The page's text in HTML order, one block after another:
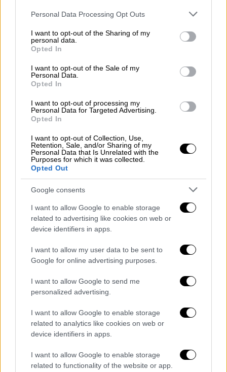
Please note that this website/app uses one or more Google
not limited to your visit or usage behaviour. You may click to
grant or deny consent to Google and its third-party tags to
use your data for below specified purposes in below Google
consent section.
Personal Data Processing Opt Outs
I want to opt-out of the Sharing of my
personal data.
Opted In
I want to opt-out of the Sale of my
Personal Data.
Opted In
I want to opt-out of processing my
Personal Data for Targeted Advertising.
Opted In
I want to opt-out of Collection, Use,
Retention, Sale, and/or Sharing of my
Personal Data that Is Unrelated with the
Purposes for which it was collected.
Opted Out
Google consents
I want to allow Google to enable storage
related to advertising like cookies on web or
device identifiers in apps.
I want to allow my user data to be sent to
Google for online advertising purposes.
I want to allow Google to send me
personalized advertising.
I want to allow Google to enable storage
related to analytics like cookies on web or
device identifiers in apps.
I want to allow Google to enable storage
related to functionality of the website or app.
«Χρειαζόμαστε πλέον καλύτερα εμβόλια
κατά του κορονοϊού»: Το μήνυμα του
Ηλία Μόσιαλου– Ποιοι πρέπει να κάνουν
τέταρτη δόση
επισημαίνει ότι «αυτό που γνωρίζουμε, είναι
ότι τα επικαιροποιημένα εμβόλια έχουν
σχεδιαστεί για να αντιμετωπίσουν στελέχη
της Όμικρον που πλέον δεν επικρατούν»
|17.06.2022 08:16